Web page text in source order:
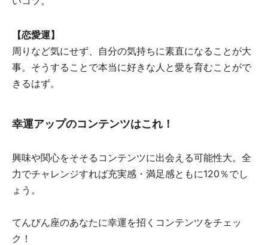
【恋愛運】
周りなど気にせず、自分の気持ちに素直になることが大
事。そうすることで本当に好きな人と愛を育むことがで
きるはず。
幸運アップのコンテンツはこれ！
興味や関心をそそるコンテンツに出会える可能性大。全
力でチャレンジすれば充実感・満足感ともに120％でし
ょう。
てんびん座のあなたに幸運を招くコンテンツをチェッ
ク！